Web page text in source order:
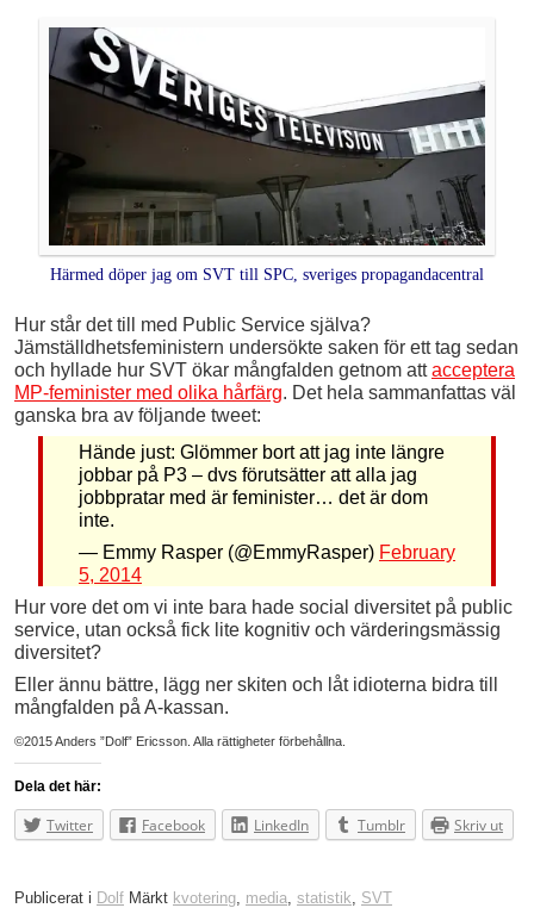
Härmed döper jag om SVT till SPC, sveriges propagandacentral
Hur står det till med Public Service själva?
Jämställdhetsfeministern undersökte saken för ett tag sedan
och hyllade hur SVT ökar mångfalden getnom attacceptera
MP-feminister med olika hårfärg. Det hela sammanfattas väl
ganska bra av följande tweet:
Hände just: Glömmer bort att jag inte längre
jobbar på P3 – dvs förutsätter att alla jag
jobbpratar med är feminister… det är dom
inte.
— Emmy Rasper (@EmmyRasper) February
5, 2014
Hur vore det om vi inte bara hade social diversitet på public
service, utan också fick lite kognitiv och värderingsmässig
diversitet?
Eller ännu bättre, lägg ner skiten och låt idioterna bidra till
mångfalden på A-kassan.
©2015 Anders ”Dolf” Ericsson. Alla rättigheter förbehållna.
Dela det här:
Twitter Facebook LinkedIn Tumblr Skriv ut
Publicerat i Dolf Märkt kvotering media statistik SVT